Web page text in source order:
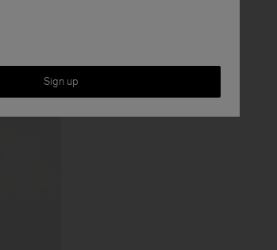
Sign up